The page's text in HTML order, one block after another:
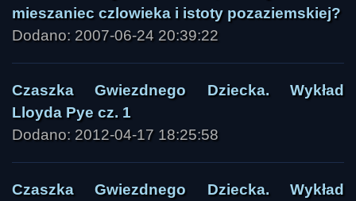
mieszaniec czlowieka i istoty pozaziemskiej?
Dodano: 2007-06-24 20:39:22
Czaszka Gwiezdnego Dziecka. Wykład
Lloyda Pye cz. 1
Dodano: 2012-04-17 18:25:58
Czaszka Gwiezdnego Dziecka. Wykład